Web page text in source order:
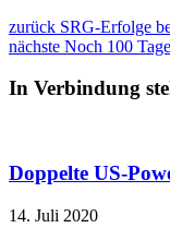
zurück SRG-Erfolge
nächste Noch 100
In Verbindung
Doppelte US-
14. Juli 2020